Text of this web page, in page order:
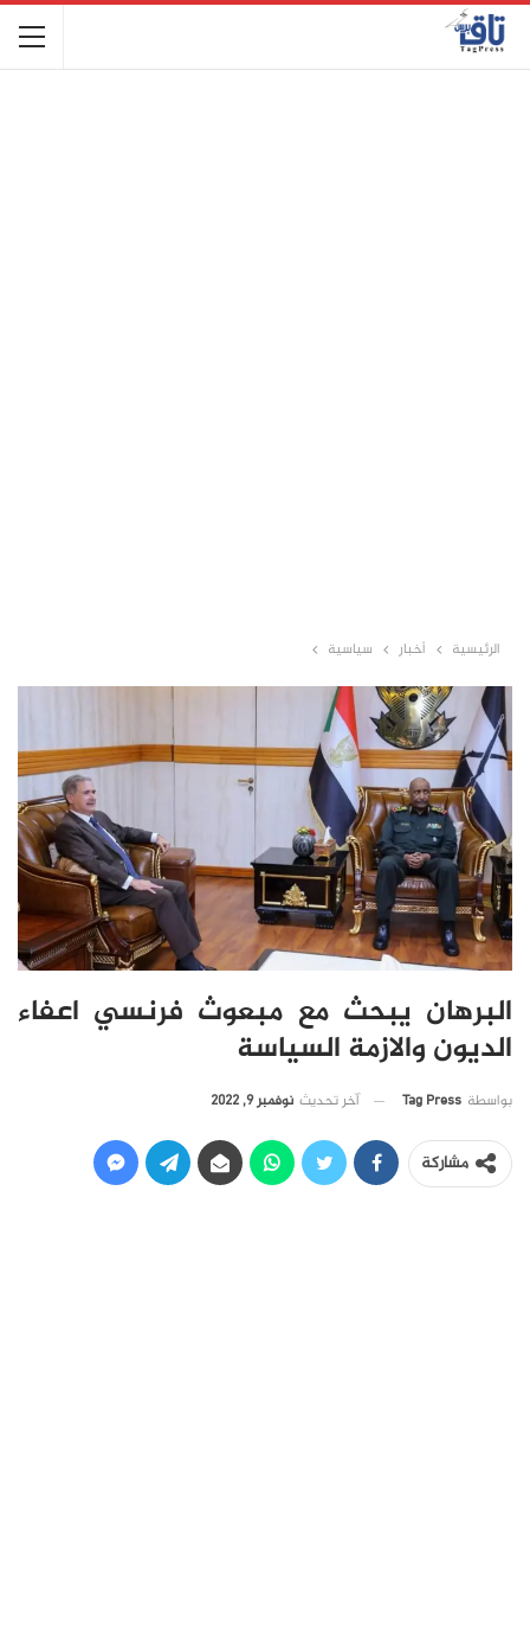
الرئيسية أخبار سياسية
البرهان يبحث مع مبعوث فرنسي اعفاء
الديون والازمة السياسة
بواسطة Tag Press آخر تحديث نوفمبر 9, 2022
مشاركة